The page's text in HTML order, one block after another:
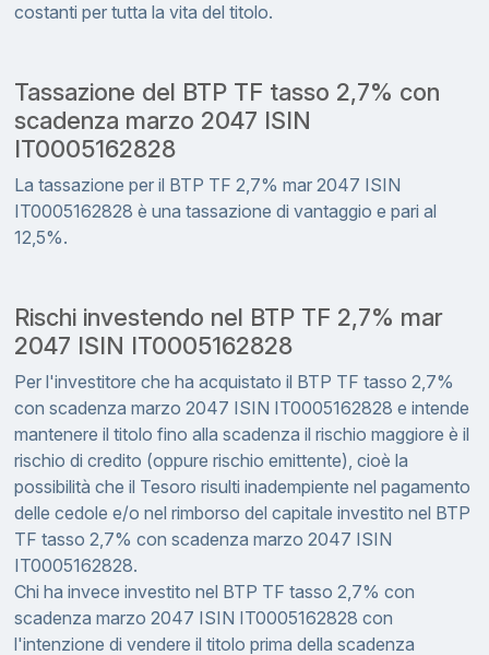
costanti per tutta la vita del titolo.
Tassazione del BTP TF tasso 2,7% con
scadenza marzo 2047 ISIN
IT0005162828
La tassazione per il BTP TF 2,7% mar 2047 ISIN
IT0005162828 è una tassazione di vantaggio e pari al
12,5%.
Rischi investendo nel BTP TF 2,7% mar
2047 ISIN IT0005162828
Per l'investitore che ha acquistato il BTP TF tasso 2,7%
con scadenza marzo 2047 ISIN IT0005162828 e intende
mantenere il titolo fino alla scadenza il rischio maggiore è il
rischio di credito (oppure rischio emittente), cioè la
possibilità che il Tesoro risulti inadempiente nel pagamento
delle cedole e/o nel rimborso del capitale investito nel BTP
TF tasso 2,7% con scadenza marzo 2047 ISIN
IT0005162828.
Chi ha invece investito nel BTP TF tasso 2,7% con
scadenza marzo 2047 ISIN IT0005162828 con
l'intenzione di vendere il titolo prima della scadenza